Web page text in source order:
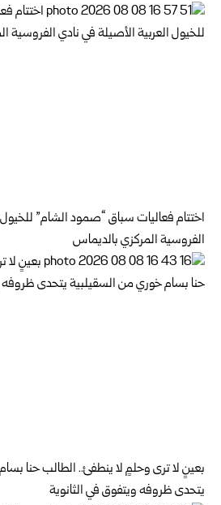
اختتام فعاليات سباق “صمود الشام” للخيول
الفروسية المركزي بالديماس
بعينٍ لا ترى وحلمٍ لا ينطفئ.. الطالب حنا
يتحدى ظروفه ويتفوق في الثانوية